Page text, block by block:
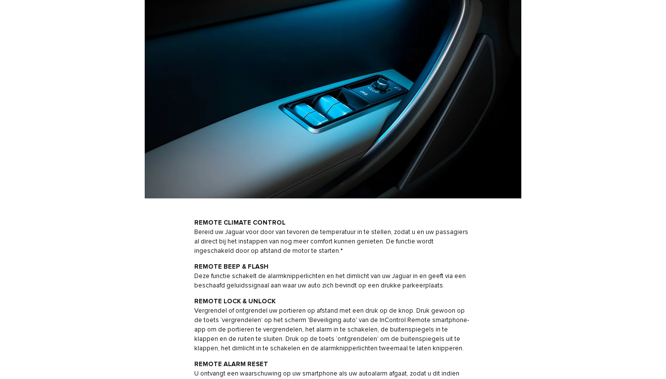
REMOTE CLIMATE CONTROL
Bereid uw Jaguar voor door van tevoren de temperatuur in te stellen, zodat u en uw passagiers
al direct bij het instappen van nog meer comfort kunnen genieten. De functie wordt
ingeschakeld door op afstand de motor te starten.*
REMOTE BEEP & FLASH
Deze functie schakelt de alarmknipperlichten en het dimlicht van uw Jaguar in en geeft via een
beschaafd geluidssignaal aan waar uw auto zich bevindt op een drukke parkeerplaats.
REMOTE LOCK & UNLOCK
Vergrendel of ontgrendel uw portieren op afstand met een druk op de knop. Druk gewoon op
de toets ‘vergrendelen’ op het scherm 'Beveiliging auto' van de InControl Remote smartphone-
app om de portieren te vergrendelen, het alarm in te schakelen, de buitenspiegels in te
klappen en de ruiten te sluiten. Druk op de toets ‘ontgrendelen’ om de buitenspiegels uit te
klappen, het dimlicht in te schakelen en de alarmknipperlichten tweemaal te laten knipperen.
REMOTE ALARM RESET
U ontvangt een waarschuwing op uw smartphone als uw autoalarm afgaat, zodat u dit indien